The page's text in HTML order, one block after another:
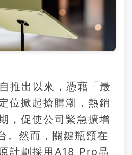
推出以來，憑藉「最
位掀起搶購潮，熱銷
，促使公司緊急擴增
。然而，關鍵瓶頸在
計劃採用A18 Pro晶